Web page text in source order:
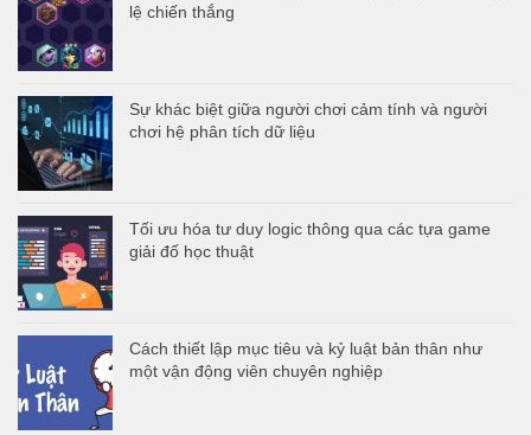
lệ chiến thắng
Sự khác biệt giữa người chơi cảm tính và người
chơi hệ phân tích dữ liệu
Tối ưu hóa tư duy logic thông qua các tựa game
giải đố học thuật
Cách thiết lập mục tiêu và kỷ luật bản thân như
một vận động viên chuyên nghiệp